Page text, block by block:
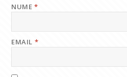
NUME*
EMAIL *